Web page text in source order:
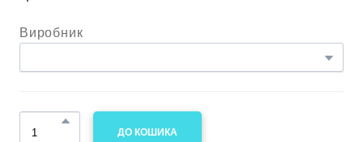
Виробник
ДО КОШИКА